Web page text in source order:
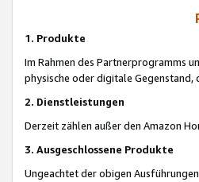
1. Produkte
Im Rahmen des Partnerprogramms
physische oder digitale
2. Dienstleistungen
Derzeit zählen außer den Amazon
3. Ausgeschlossene Produkte
Ungeachtet der obigen